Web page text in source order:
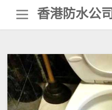
content
香港防水公司